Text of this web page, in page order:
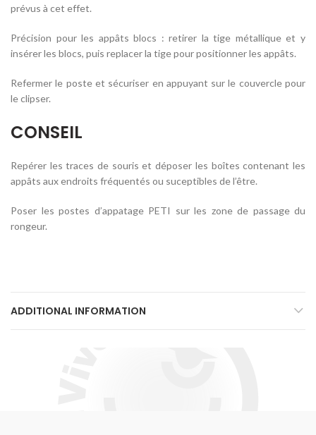
prévus à cet effet.
Précision pour les appâts blocs : retirer la tige métallique et y
insérer les blocs, puis replacer la tige pour positionner les appâts.
Refermer le poste et sécuriser en appuyant sur le couvercle pour
le clipser.
CONSEIL
Repérer les traces de souris et déposer les boîtes contenant les
appâts aux endroits fréquentés ou suceptibles de l’être.
Poser les postes d’appatage PETI sur les zone de passage du
rongeur.
ADDITIONAL INFORMATION